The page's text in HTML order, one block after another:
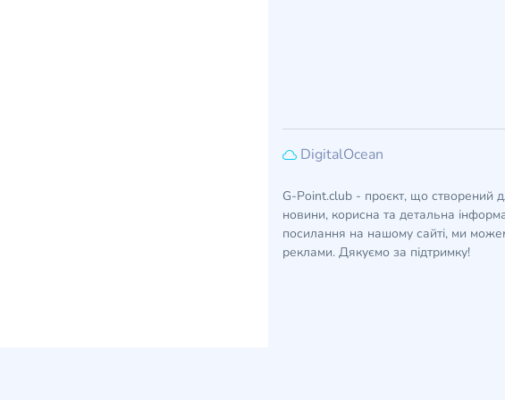
DigitalOcean
G-Point.club - проєкт, що створений
новини, корисна та детальна
посилання на нашому сайті, ми
реклами. Дякуємо за підтримку!